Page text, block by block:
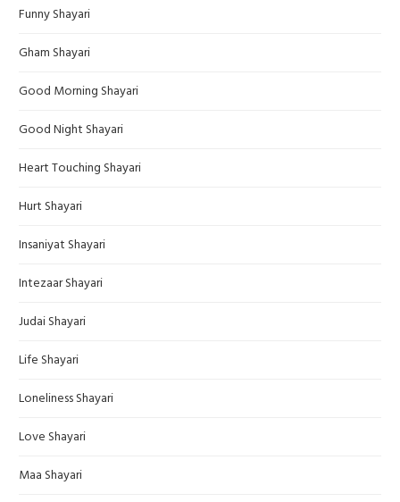
Funny Shayari
Gham Shayari
Good Morning Shayari
Good Night Shayari
Heart Touching Shayari
Hurt Shayari
Insaniyat Shayari
Intezaar Shayari
Judai Shayari
Life Shayari
Loneliness Shayari
Love Shayari
Maa Shayari